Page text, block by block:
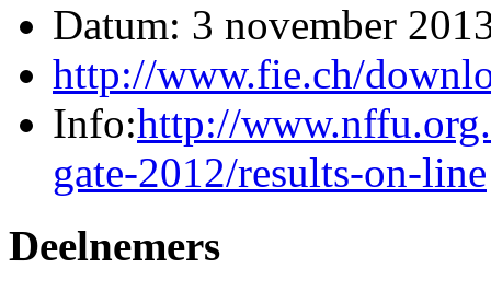
Datum: 3 november
http://www.fie.ch/
Info:http://
gate-2012/results-on-line
Deelnemers